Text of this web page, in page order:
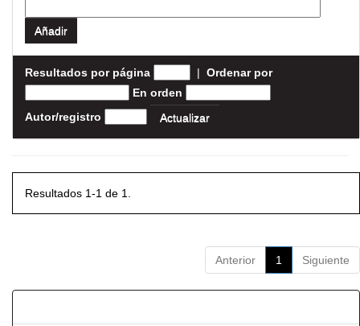
Resultados por página | Ordenar por
En orden
Autor/registro
Resultados 1-1 de 1.
Anterior 1 Siguiente